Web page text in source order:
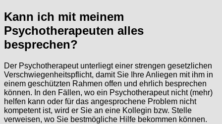
Kann ich mit meinem
Psychotherapeuten alles
besprechen?
Der Psychotherapeut unterliegt einer strengen gesetzlichen
Verschwiegenheitspflicht, damit Sie Ihre Anliegen mit ihm in
einem geschützten Rahmen offen und ehrlich besprechen
können. In den Fällen, wo ein Psychotherapeut nicht (mehr)
helfen kann oder für das angesprochene Problem nicht
kompetent ist, wird er Sie an eine Kollegin bzw. Stelle
verweisen, wo Sie bestmögliche Hilfe bekommen können.